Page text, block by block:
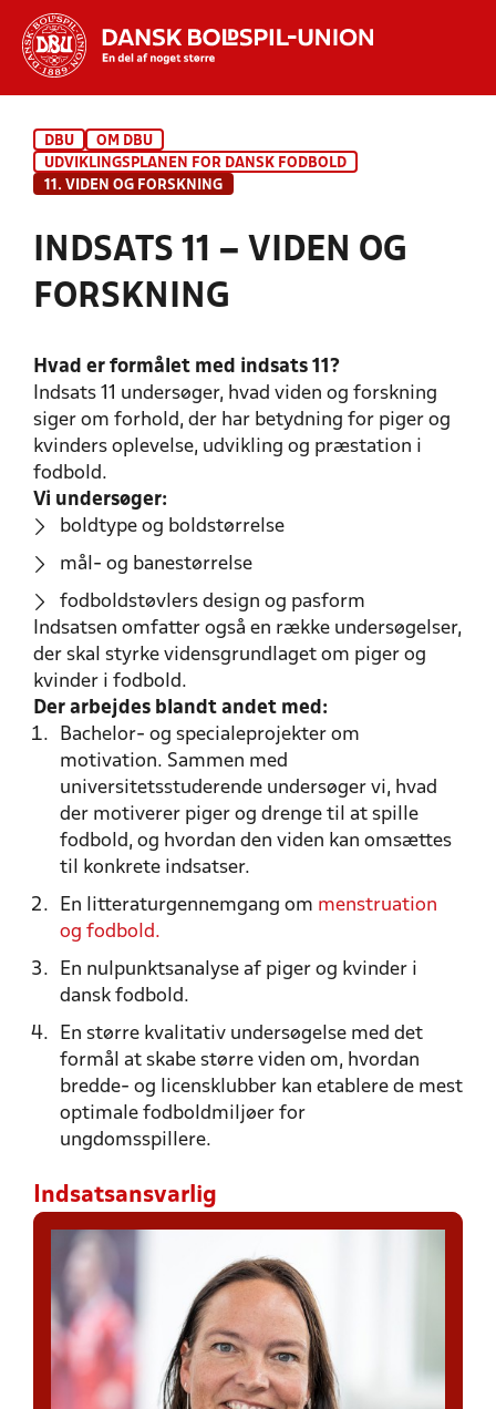
INDHOLD OG NYHEDER
DBU
OM DBU
UDVIKLINGSPLANEN FOR DANSK FODBOLD
11. VIDEN OG FORSKNING
INDSATS 11 – VIDEN OG
FORSKNING
Hvad er formålet med indsats 11?
Indsats 11 undersøger, hvad viden og forskning
siger om forhold, der har betydning for piger og
kvinders oplevelse, udvikling og præstation i
fodbold.
Vi undersøger:
boldtype og boldstørrelse
mål- og banestørrelse
fodboldstøvlers design og pasform
Indsatsen omfatter også en række undersøgelser,
der skal styrke vidensgrundlaget om piger og
kvinder i fodbold.
Der arbejdes blandt andet med:
Bachelor- og specialeprojekter om
motivation. Sammen med
universitetsstuderende undersøger vi, hvad
der motiverer piger og drenge til at spille
fodbold, og hvordan den viden kan omsættes
til konkrete indsatser.
En litteraturgennemgang om menstruation
og fodbold.
En nulpunktsanalyse af piger og kvinder i
dansk fodbold.
En større kvalitativ undersøgelse med det
formål at skabe større viden om, hvordan
bredde- og licensklubber kan etablere de mest
optimale fodboldmiljøer for
ungdomsspillere.
Indsatsansvarlig